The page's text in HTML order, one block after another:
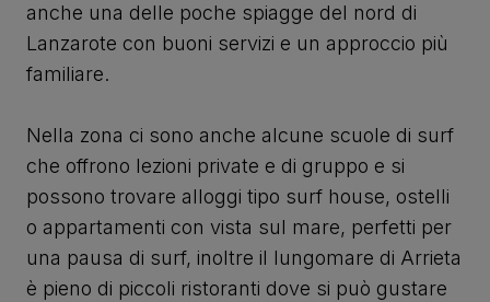
anche una delle poche spiagge del nord di
Lanzarote con buoni servizi e un approccio più
familiare.
Nella zona ci sono anche alcune scuole di surf
che offrono lezioni private e di gruppo e si
possono trovare alloggi tipo surf house, ostelli
o appartamenti con vista sul mare, perfetti per
una pausa di surf, inoltre il lungomare di Arrieta
è pieno di piccoli ristoranti dove si può gustare